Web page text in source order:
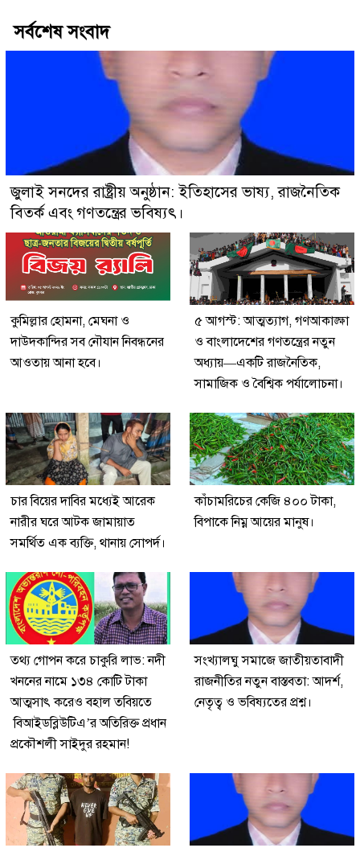
সর্বশেষ সংবাদ
জুলাই সনদের রাষ্ট্রীয় অনুষ্ঠান: ইতিহাসের ভাষ্য, রাজনৈতিক
বিতর্ক এবং গণতন্ত্রের ভবিষ্যৎ।
কুমিল্লার হোমনা, মেঘনা ও
দাউদকান্দির সব নৌযান নিবন্ধনের
আওতায় আনা হবে।
৫ আগস্ট: আত্মত্যাগ, গণআকাঙ্ক্ষা
ও বাংলাদেশের গণতন্ত্রের নতুন
অধ্যায়—একটি রাজনৈতিক,
সামাজিক ও বৈশ্বিক পর্যালোচনা।
চার বিয়ের দাবির মধ্যেই আরেক
নারীর ঘরে আটক জামায়াত
সমর্থিত এক ব্যক্তি, থানায় সোপর্দ।
কাঁচামরিচের কেজি ৪০০ টাকা,
বিপাকে নিম্ন আয়ের মানুষ।
তথ্য গোপন করে চাকুরি লাভ: নদী
খননের নামে ১৩৪ কোটি টাকা
আত্মসাৎ করেও বহাল তবিয়তে
বিআইডব্লিউটিএ’র অতিরিক্ত প্রধান
প্রকৌশলী সাইদুর রহমান!
সংখ্যালঘু সমাজে জাতীয়তাবাদী
রাজনীতির নতুন বাস্তবতা: আদর্শ,
নেতৃত্ব ও ভবিষ্যতের প্রশ্ন।